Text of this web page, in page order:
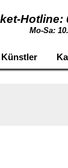
Hotline:
Mo-Sa:
Künstler